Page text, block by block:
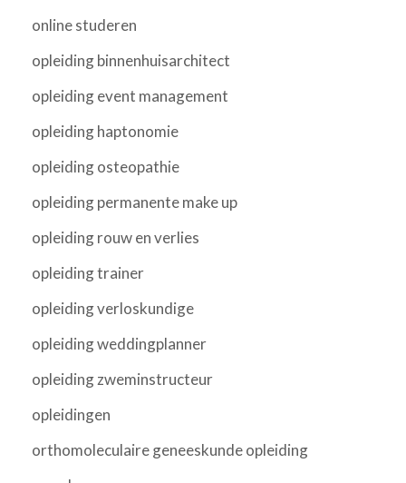
online studeren
opleiding binnenhuisarchitect
opleiding event management
opleiding haptonomie
opleiding osteopathie
opleiding permanente make up
opleiding rouw en verlies
opleiding trainer
opleiding verloskundige
opleiding weddingplanner
opleiding zweminstructeur
opleidingen
orthomoleculaire geneeskunde opleiding